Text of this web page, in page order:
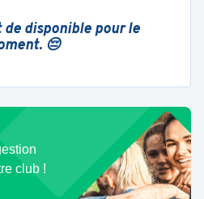
disponible pour le
😔
club !